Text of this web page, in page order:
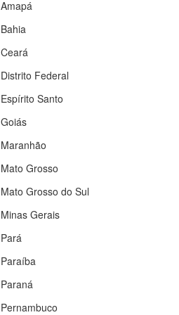
Amapá
Bahia
Ceará
Distrito Federal
Espírito Santo
Goiás
Maranhão
Mato Grosso
Mato Grosso do Sul
Minas Gerais
Pará
Paraíba
Paraná
Pernambuco